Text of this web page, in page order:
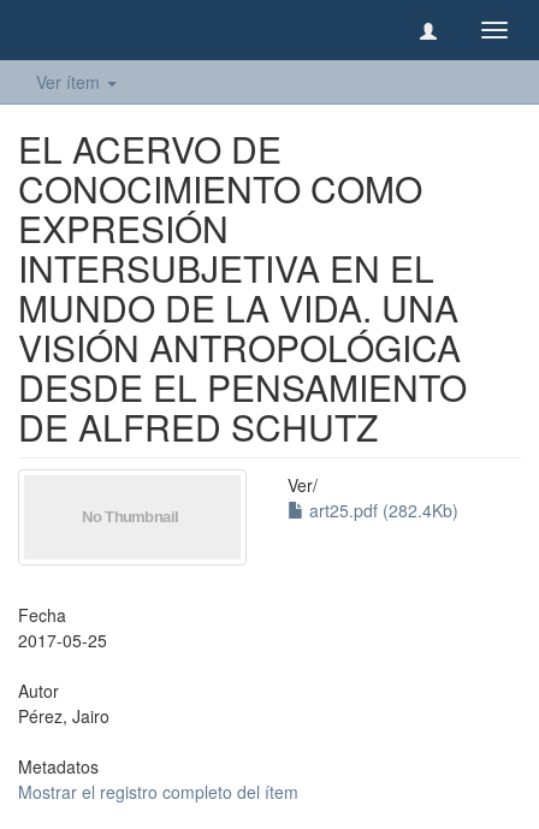
Ver ítem
EL ACERVO DE
CONOCIMIENTO COMO
EXPRESIÓN
INTERSUBJETIVA EN EL
MUNDO DE LA VIDA. UNA
VISIÓN ANTROPOLÓGICA
DESDE EL PENSAMIENTO
DE ALFRED SCHUTZ
Ver/
art25.pdf (282.4Kb)
Fecha
2017-05-25
Autor
Pérez, Jairo
Metadatos
Mostrar el registro completo del ítem